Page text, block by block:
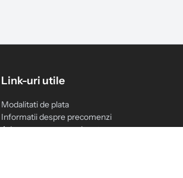
Link-uri utile
Modalitati de plata
Informatii despre precomenzi
Adauga cerere noua de retur